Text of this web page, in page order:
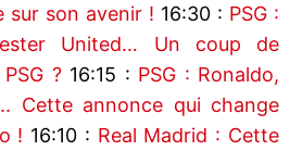
sur son avenir ! 16:30 : PSG :
United… Un coup de
?16:15 : PSG : Ronaldo,
Cette annonce qui change
! 16:10 : Real Madrid : Cette